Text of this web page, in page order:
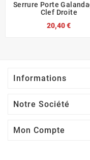
Serrure Porte
Clef Droite
20,40 €
Informations
Notre Société
Mon Compte